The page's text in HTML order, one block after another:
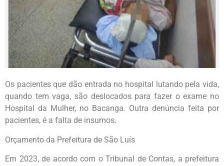
Os pacientes que dão entrada no hospital lutando pela vida,
quando tem vaga, são deslocados para fazer o exame no
Hospital da Mulher, no Bacanga. Outra denúncia feita por
pacientes, é a falta de insumos.
Orçamento da Prefeitura de São Luís
Em 2023, de acordo com o Tribunal de Contas, a prefeitura